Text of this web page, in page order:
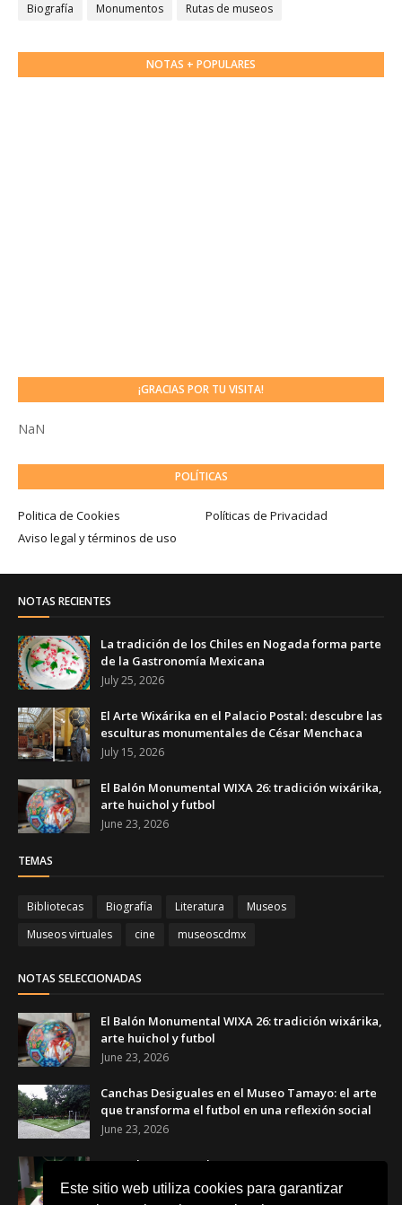
Este sitio web utiliza cookies para garantizar
Biografía
Monumentos Rutas de museos
NOTAS + POPULARES
¡GRACIAS POR TU VISITA!
NaN
POLÍTICAS
Politica de Cookies
Políticas de Privacidad
Aviso legal y términos de uso
NOTAS RECIENTES
La tradición de los Chiles en Nogada forma parte
de la Gastronomía Mexicana
July 25, 2026
El Arte Wixárika en el Palacio Postal: descubre las
esculturas monumentales de César Menchaca
July 15, 2026
El Balón Monumental WIXA 26: tradición wixárika,
arte huichol y futbol
June 23, 2026
TEMAS
Bibliotecas Biografía Literatura
Museos
Museos virtuales
cine museoscdmx
NOTAS SELECCIONADAS
El Balón Monumental WIXA 26: tradición wixárika,
arte huichol y futbol
June 23, 2026
Canchas Desiguales en el Museo Tamayo: el arte
que transforma el futbol en una reflexión social
June 23, 2026
Copa de Arte Popular Banamex 2026: artesanas y
artesanos mexicanos celebran el futbol a través
del arte